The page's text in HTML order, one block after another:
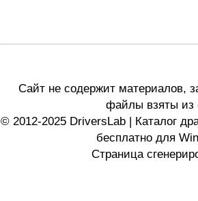
Сайт не содержит материалов,
файлы взяты из
© 2012-2025 DriversLab | Каталог
бесплатно для
Страница